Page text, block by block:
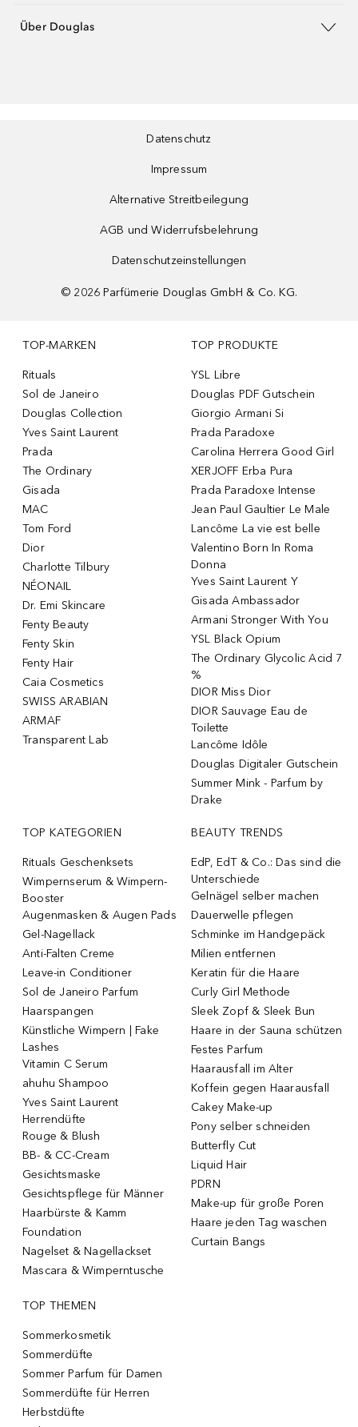
Über Douglas
Datenschutz
Impressum
Alternative Streitbeilegung
AGB und Widerrufsbelehrung
Datenschutzeinstellungen
© 2026 Parfümerie Douglas GmbH & Co. KG.
TOP-MARKEN
Rituals
Sol de Janeiro
Douglas Collection
Yves Saint Laurent
Prada
The Ordinary
Gisada
MAC
Tom Ford
Dior
Charlotte Tilbury
NÉONAIL
Dr. Emi Skincare
Fenty Beauty
Fenty Skin
Fenty Hair
Caia Cosmetics
SWISS ARABIAN
ARMAF
Transparent Lab
TOP PRODUKTE
YSL Libre
Douglas PDF Gutschein
Giorgio Armani Si
Prada Paradoxe
Carolina Herrera Good Girl
XERJOFF Erba Pura
Prada Paradoxe Intense
Jean Paul Gaultier Le Male
Lancôme La vie est belle
Valentino Born In Roma
Donna
Yves Saint Laurent Y
Gisada Ambassador
Armani Stronger With You
YSL Black Opium
The Ordinary Glycolic Acid 7
%
DIOR Miss Dior
DIOR Sauvage Eau de
Toilette
Lancôme Idôle
Douglas Digitaler Gutschein
Summer Mink - Parfum by
Drake
TOP KATEGORIEN
Rituals Geschenksets
Wimpernserum & Wimpern-
Booster
Augenmasken & Augen Pads
Gel-Nagellack
Anti-Falten Creme
Leave-in Conditioner
Sol de Janeiro Parfum
Haarspangen
Künstliche Wimpern | Fake
Lashes
Vitamin C Serum
ahuhu Shampoo
Yves Saint Laurent
Herrendüfte
Rouge & Blush
BB- & CC-Cream
Gesichtsmaske
Gesichtspflege für Männer
Haarbürste & Kamm
Foundation
Nagelset & Nagellackset
Mascara & Wimperntusche
BEAUTY TRENDS
EdP, EdT & Co.: Das sind die
Unterschiede
Gelnägel selber machen
Dauerwelle pflegen
Schminke im Handgepäck
Milien entfernen
Keratin für die Haare
Curly Girl Methode
Sleek Zopf & Sleek Bun
Haare in der Sauna schützen
Festes Parfum
Haarausfall im Alter
Koffein gegen Haarausfall
Cakey Make-up
Pony selber schneiden
Butterfly Cut
Liquid Hair
PDRN
Make-up für große Poren
Haare jeden Tag waschen
Curtain Bangs
TOP THEMEN
Sommerkosmetik
Sommerdüfte
Sommer Parfum für Damen
Sommerdüfte für Herren
Herbstdüfte